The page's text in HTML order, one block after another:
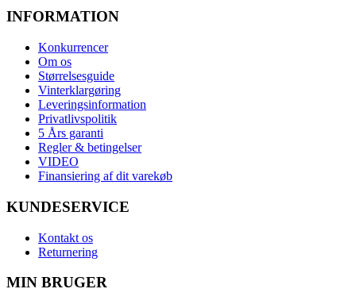
INFORMATION
Konkurrencer
Om os
Størrelsesguide
Vinterklargøring
Leveringsinformation
Privatlivspolitik
5 Års garanti
Regler & betingelser
VIDEO
Finansiering af dit varekøb
KUNDESERVICE
Kontakt os
Returnering
MIN BRUGER